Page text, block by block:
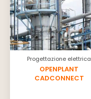
Progettazione elettrica
OPENPLANT
CADCONNECT